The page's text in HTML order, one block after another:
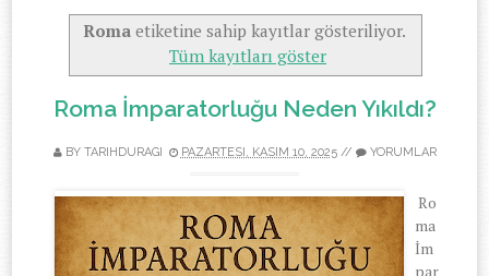
Romaetiketine sahip kayıtlar gösteriliyor.
Tüm kayıtları göster
Roma İmparatorluğu Neden Yıkıldı?
BY TARIHDURAGI PAZARTESI, KASIM 10, 2025// YORUMLAR
Ro
ma
İm
par